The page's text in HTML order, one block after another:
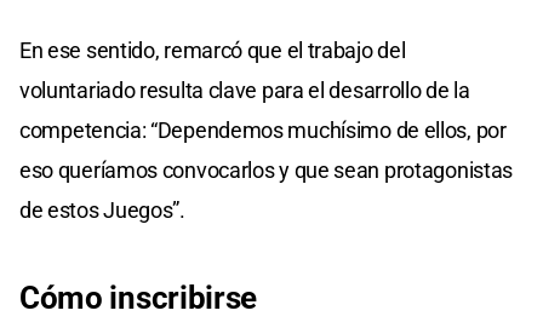
En ese sentido, remarcó que el trabajo del
voluntariado resulta clave para el desarrollo de la
competencia: “Dependemos muchísimo de ellos, por
eso queríamos convocarlos y que sean protagonistas
de estos Juegos”.
Cómo inscribirse